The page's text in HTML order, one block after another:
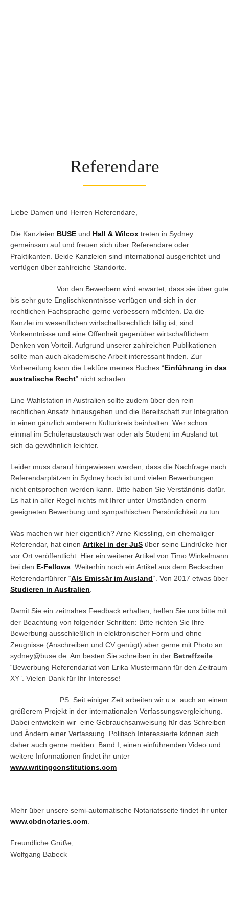
Referendare
Liebe Damen und Herren Referendare,
Die Kanzleien BUSE und Hall & Wilcox treten in Sydney
gemeinsam auf und freuen sich über Referendare oder
Praktikanten. Beide Kanzleien sind international ausgerichtet und
verfügen über zahlreiche Standorte.
Von den Bewerbern wird erwartet, dass sie über gute
bis sehr gute Englischkenntnisse verfügen und sich in der
rechtlichen Fachsprache gerne verbessern möchten. Da die
Kanzlei im wesentlichen wirtschaftsrechtlich tätig ist, sind
Vorkenntnisse und eine Offenheit gegenüber wirtschaftlichem
Denken von Vorteil. Aufgrund unserer zahlreichen Publikationen
sollte man auch akademische Arbeit interessant finden. Zur
Vorbereitung kann die Lektüre meines Buches “Einführung in das
australische Recht” nicht schaden.
Eine Wahlstation in Australien sollte zudem über den rein
rechtlichen Ansatz hinausgehen und die Bereitschaft zur Integration
in einen gänzlich anderern Kulturkreis beinhalten. Wer schon
einmal im Schüleraustausch war oder als Student im Ausland tut
sich da gewöhnlich leichter.
Leider muss darauf hingewiesen werden, dass die Nachfrage nach
Referendarplätzen in Sydney hoch ist und vielen Bewerbungen
nicht entsprochen werden kann. Bitte haben Sie Verständnis dafür.
Es hat in aller Regel nichts mit Ihrer unter Umständen enorm
geeigneten Bewerbung und sympathischen Persönlichkeit zu tun.
Was machen wir hier eigentlich? Arne Kiessling, ein ehemaliger
Referendar, hat einen Artikel in der JuS über seine Eindrücke hier
vor Ort veröffentlicht. Hier ein weiterer Artikel von Timo Winkelmann
bei den E-Fellows . Weiterhin noch ein Artikel aus dem Beckschen
Referendarführer “Als Emissär im Ausland“. Von 2017 etwas über
Studieren in Australien
Damit Sie ein zeitnahes Feedback erhalten, helfen Sie uns bitte mit
der Beachtung von folgender Schritten: Bitte richten Sie Ihre
Bewerbung ausschließlich in elektronischer Form und ohne
Zeugnisse (Anschreiben und CV genügt) aber gerne mit Photo an
sydney@buse.de. Am besten Sie schreiben in der Betreffzeile
“Bewerbung Referendariat von Erika Mustermann für den Zeitraum
XY”. Vielen Dank für Ihr Interesse!
PS: Seit einiger Zeit arbeiten wir u.a. auch an einem
größerem Projekt in der internationalen Verfassungsvergleichung.
Dabei entwickeln wir eine Gebrauchsanweisung für das Schreiben
und Ändern einer Verfassung. Politisch Interessierte können sich
daher auch gerne melden. Band I, einen einführenden Video und
weitere Informationen findet ihr unter
www.writingconstitutions.com
Mehr über unsere semi-automatische Notariatsseite findet ihr unter
www.cbdnotaries.com
Freundliche Grüße,
Wolfgang Babeck